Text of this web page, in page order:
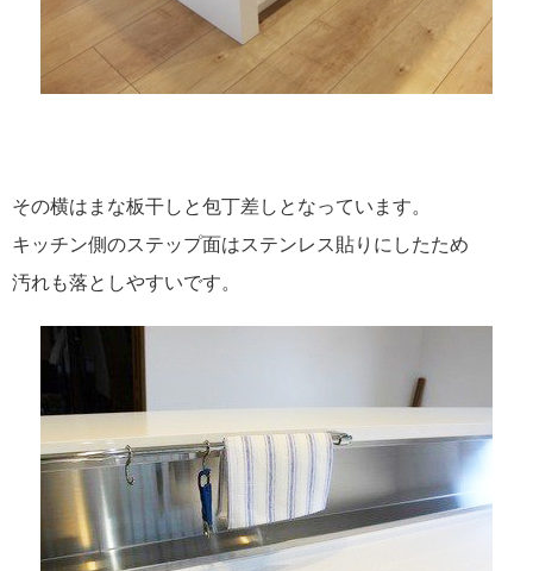
その横はまな板干しと包丁差しとなっています。
キッチン側のステップ面はステンレス貼りにしたため
汚れも落としやすいです。